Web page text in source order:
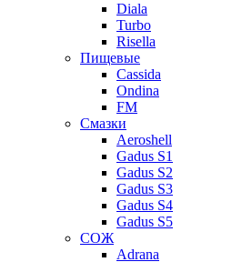
Diala
Turbo
Risella
Пищевые
Cassida
Ondina
FM
Смазки
Aeroshell
Gadus S1
Gadus S2
Gadus S3
Gadus S4
Gadus S5
СОЖ
Adrana